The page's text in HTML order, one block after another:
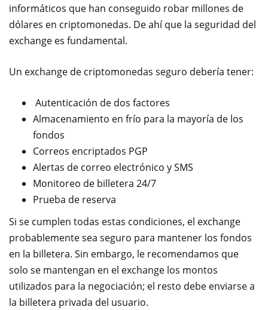
informáticos que han conseguido robar millones de
dólares en criptomonedas. De ahí que la seguridad del
exchange es fundamental.
Un exchange de criptomonedas seguro debería tener:
Autenticación de dos factores
Almacenamiento en frío para la mayoría de los
fondos
Correos encriptados PGP
Alertas de correo electrónico y SMS
Monitoreo de billetera 24/7
Prueba de reserva
Si se cumplen todas estas condiciones, el exchange
probablemente sea seguro para mantener los fondos
en la billetera. Sin embargo, le recomendamos que
solo se mantengan en el exchange los montos
utilizados para la negociación; el resto debe enviarse a
la billetera privada del usuario.